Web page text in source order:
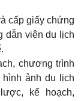
cấp giấy chứng
dẫn viên du lịch
chương trình
hình ảnh du lịch
kế hoạch,